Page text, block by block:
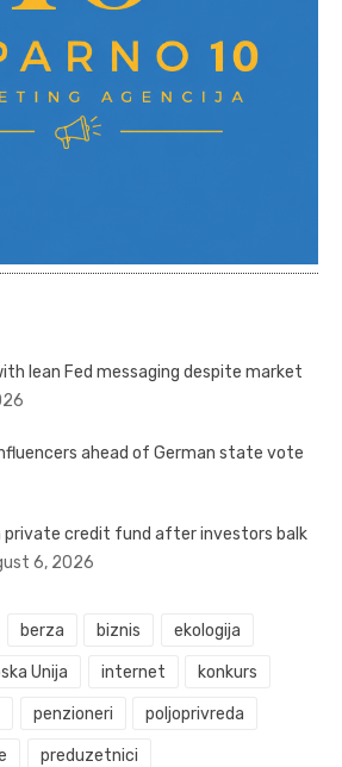
lean Fed messaging despite market
ahead of German state vote
private credit fund after investors balk
6, 2026
berza biznis ekologija
Unija internet konkurs
penzioneri poljoprivreda
preduzetnici